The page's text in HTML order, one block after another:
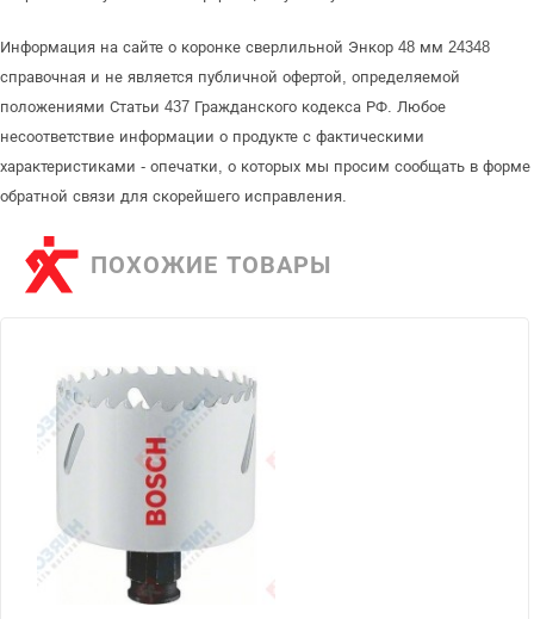
Информация на сайте о коронке сверлильной Энкор 48 мм 24348
справочная и не является публичной офертой, определяемой
положениями Статьи 437 Гражданского кодекса РФ. Любое
несоответствие информации о продукте с фактическими
характеристиками - опечатки, о которых мы просим сообщать в форме
обратной связи для скорейшего исправления.
ПОХОЖИЕ ТОВАРЫ